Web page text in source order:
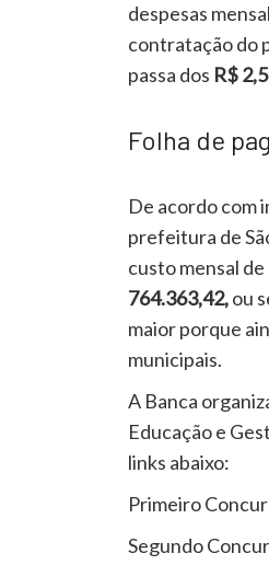
despesas
contratação do
passa dos R$
Folha de
De acordo com
prefeitura de
custo mensal
764.363,42,ou
maior porque
municipais.
A Banca
Educação e
links abaixo:
Primeiro
Segundo